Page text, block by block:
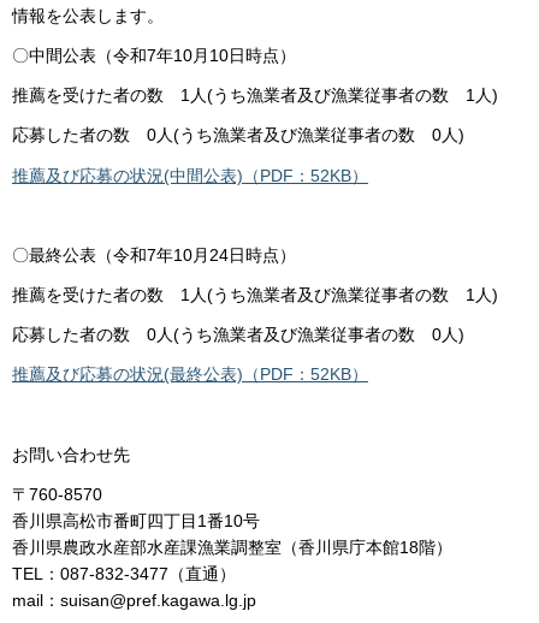
情報を公表します。
〇中間公表（令和7年10月10日時点）
推薦を受けた者の数 1人(うち漁業者及び漁業従事者の数 1人)
応募した者の数 0人(うち漁業者及び漁業従事者の数 0人)
推薦及び応募の状況(中間公表)（PDF：52KB）
〇最終公表（令和7年10月24日時点）
推薦を受けた者の数 1人(うち漁業者及び漁業従事者の数 1人)
応募した者の数 0人(うち漁業者及び漁業従事者の数 0人)
推薦及び応募の状況(最終公表)（PDF：52KB）
お問い合わせ先
〒760-8570
香川県高松市番町四丁目1番10号
香川県農政水産部水産課漁業調整室（香川県庁本館18階）
TEL：087-832-3477（直通）
mail：suisan@pref.kagawa.lg.jp